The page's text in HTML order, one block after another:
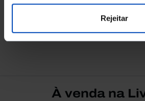
Rejeitar
Comprar
À venda na